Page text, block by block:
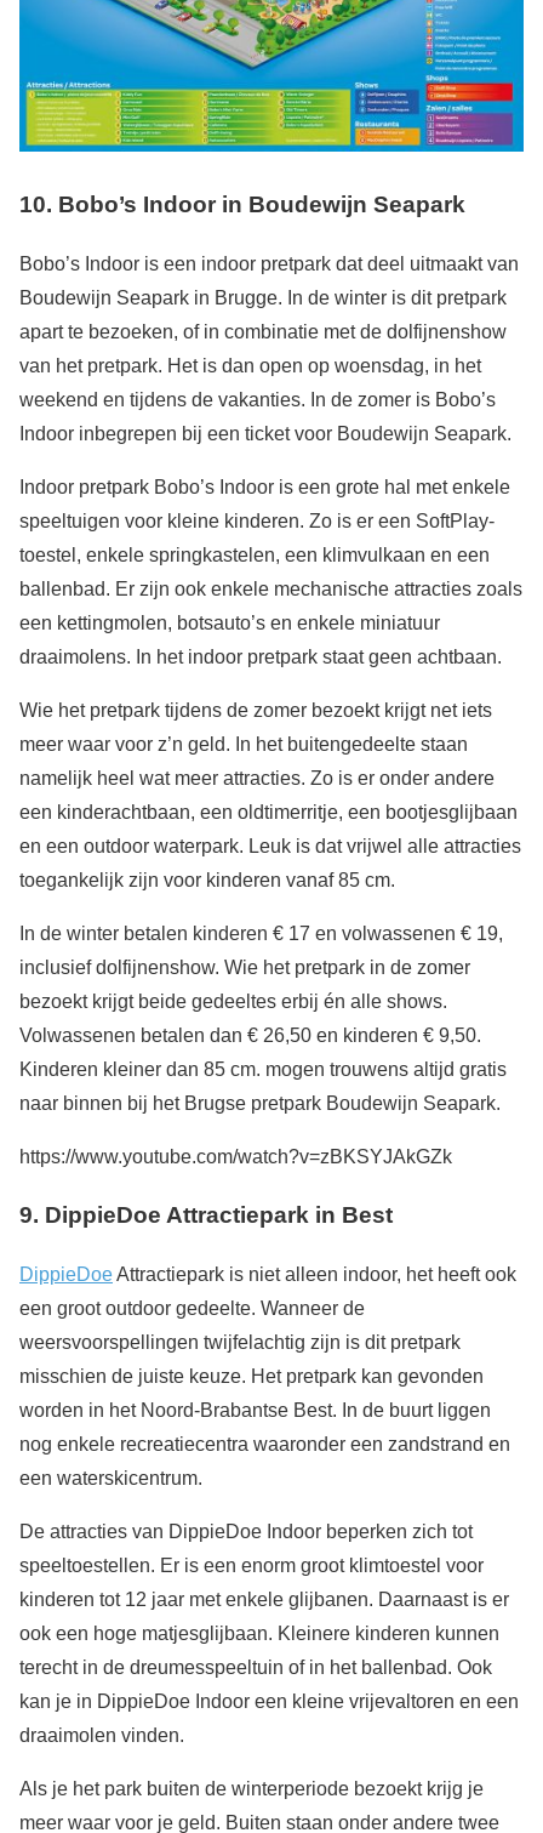
10. Bobo’s Indoor in Boudewijn Seapark
Bobo’s Indoor is een indoor pretpark dat deel uitmaakt van
Boudewijn Seapark in Brugge. In de winter is dit pretpark
apart te bezoeken, of in combinatie met de dolfijnenshow
van het pretpark. Het is dan open op woensdag, in het
weekend en tijdens de vakanties. In de zomer is Bobo’s
Indoor inbegrepen bij een ticket voor Boudewijn Seapark.
Indoor pretpark Bobo’s Indoor is een grote hal met enkele
speeltuigen voor kleine kinderen. Zo is er een SoftPlay-
toestel, enkele springkastelen, een klimvulkaan en een
ballenbad. Er zijn ook enkele mechanische attracties zoals
een kettingmolen, botsauto’s en enkele miniatuur
draaimolens. In het indoor pretpark staat geen achtbaan.
Wie het pretpark tijdens de zomer bezoekt krijgt net iets
meer waar voor z’n geld. In het buitengedeelte staan
namelijk heel wat meer attracties. Zo is er onder andere
een kinderachtbaan, een oldtimerritje, een bootjesglijbaan
en een outdoor waterpark. Leuk is dat vrijwel alle attracties
toegankelijk zijn voor kinderen vanaf 85 cm.
In de winter betalen kinderen € 17 en volwassenen € 19,
inclusief dolfijnenshow. Wie het pretpark in de zomer
bezoekt krijgt beide gedeeltes erbij én alle shows.
Volwassenen betalen dan € 26,50 en kinderen € 9,50.
Kinderen kleiner dan 85 cm. mogen trouwens altijd gratis
naar binnen bij het Brugse pretpark Boudewijn Seapark.
https://www.youtube.com/watch?v=zBKSYJAkGZk
9. DippieDoe Attractiepark in Best
DippieDoeAttractiepark is niet alleen indoor, het heeft ook
een groot outdoor gedeelte. Wanneer de
weersvoorspellingen twijfelachtig zijn is dit pretpark
misschien de juiste keuze. Het pretpark kan gevonden
worden in het Noord-Brabantse Best. In de buurt liggen
nog enkele recreatiecentra waaronder een zandstrand en
een waterskicentrum.
De attracties van DippieDoe Indoor beperken zich tot
speeltoestellen. Er is een enorm groot klimtoestel voor
kinderen tot 12 jaar met enkele glijbanen. Daarnaast is er
ook een hoge matjesglijbaan. Kleinere kinderen kunnen
terecht in de dreumesspeeltuin of in het ballenbad. Ook
kan je in DippieDoe Indoor een kleine vrijevaltoren en een
draaimolen vinden.
Als je het park buiten de winterperiode bezoekt krijg je
meer waar voor je geld. Buiten staan onder andere twee